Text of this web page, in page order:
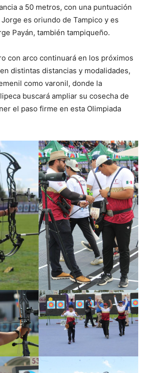
a 50 metros, con una puntuación
es oriundo de Tampico y es
Payán, también tampiqueño.
con arco continuará en los próximos
distintas distancias y modalidades,
como varonil, donde la
buscará ampliar su cosecha de
el paso firme en esta Olimpiada